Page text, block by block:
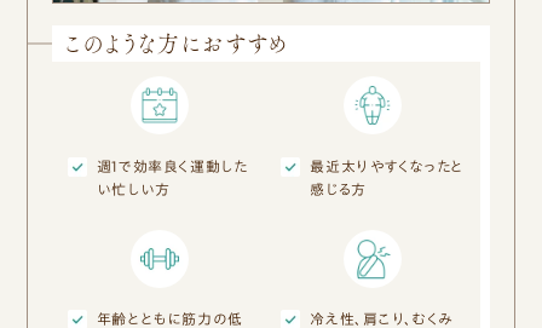
このような方におすすめ
週1で効率良く運動した
い忙しい方
最近太りやすくなったと
感じる方
年齢とともに筋力の低
冷え性、肩こり、むくみ